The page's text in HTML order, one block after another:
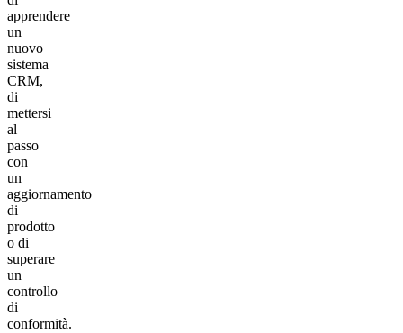
apprendere
un
nuovo
sistema
CRM,
di
mettersi
al
passo
con
un
aggiornamento
di
prodotto
o di
superare
un
controllo
di
conformità.